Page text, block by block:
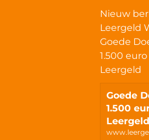
Nieuw
Leergeld
Goede
1.500
Leergeld
Goede
1.500
Leergeld